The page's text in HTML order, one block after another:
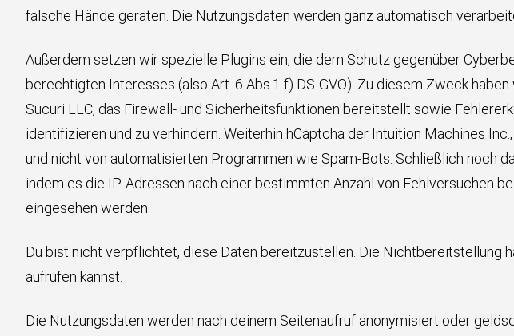
falsche Hände geraten. Die Nutzungsdaten werden ganz automatisch
Außerdem setzen wir spezielle Plugins ein, die dem Schutz gegenüber
berechtigten Interesses (also Art. 6 Abs.1 f) DS-GVO). Zu diesem Zweck
Sucuri LLC, das Firewall- und Sicherheitsfunktionen bereitstellt sowie
identifizieren und zu verhindern. Weiterhin hCaptcha der Intuition Machines
und nicht von automatisierten Programmen wie Spam-Bots. Schließlich noch
indem es die IP-Adressen nach einer bestimmten Anzahl von Fehlversuchen
eingesehen werden.
Du bist nicht verpflichtet, diese Daten bereitzustellen. Die Nichtbereitstellung
aufrufen kannst.
Die Nutzungsdaten werden nach deinem Seitenaufruf anonymisiert oder